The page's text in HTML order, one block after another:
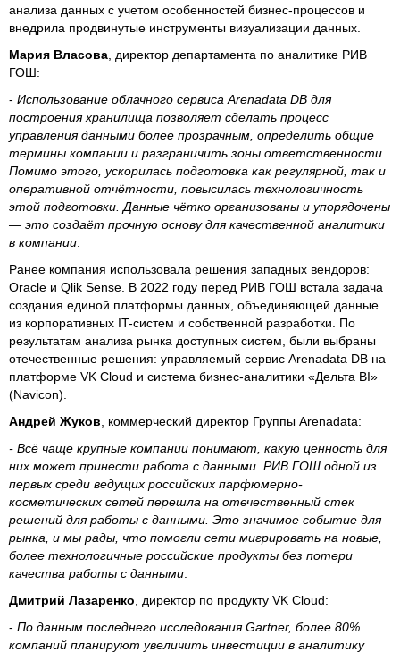
анализа данных с учетом особенностей бизнес-процессов и
внедрила продвинутые инструменты визуализации данных.
Мария Власова , директор департамента по аналитике РИВ
ГОШ:
- Использование облачного сервиса Arenadata DB для
построения хранилища позволяет сделать процесс
управления данными более прозрачным, определить общие
термины компании и разграничить зоны ответственности.
Помимо этого, ускорилась подготовка как регулярной, так и
оперативной отчётности, повысилась технологичность
этой подготовки. Данные чётко организованы и упорядочены
— это создаёт прочную основу для качественной аналитики
в компании
Ранее компания использовала решения западных вендоров:
Oracle и Qlik Sense. В 2022 году перед РИВ ГОШ встала задача
создания единой платформы данных, объединяющей данные
из корпоративных IT-систем и собственной разработки. По
результатам анализа рынка доступных систем, были выбраны
отечественные решения: управляемый сервис Arenadata DB на
платформе VK Cloud и система бизнес-аналитики «Дельта BI»
(Navicon).
Андрей Жуков , коммерческий директор Группы Arenadata:
- Всё чаще крупные компании понимают, какую ценность для
них может принести работа с данными. РИВ ГОШ одной из
первых среди ведущих российских парфюмерно-
косметических сетей перешла на отечественный стек
решений для работы с данными. Это значимое событие для
рынка, и мы рады, что помогли сети мигрировать на новые,
более технологичные российские продукты без потери
качества работы с данными
Дмитрий Лазаренко , директор по продукту VK Cloud:
- По данным последнего исследования Gartner, более 80%
компаний планируют увеличить инвестиции в аналитику